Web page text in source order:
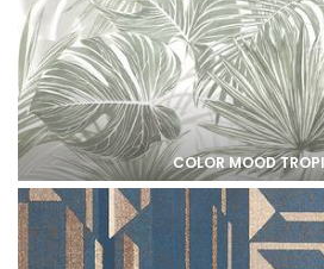
COLOR MOOD